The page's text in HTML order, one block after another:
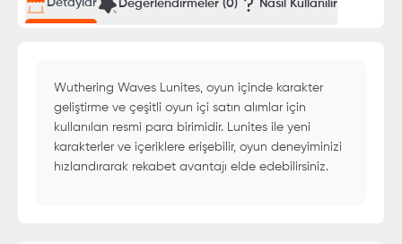
Detaylar Değerlendirmeler (0) Nasıl Kullanılır
Wuthering Waves Lunites, oyun içinde karakter
geliştirme ve çeşitli oyun içi satın alımlar için
kullanılan resmi para birimidir. Lunites ile yeni
karakterler ve içeriklere erişebilir, oyun deneyiminizi
hızlandırarak rekabet avantajı elde edebilirsiniz.